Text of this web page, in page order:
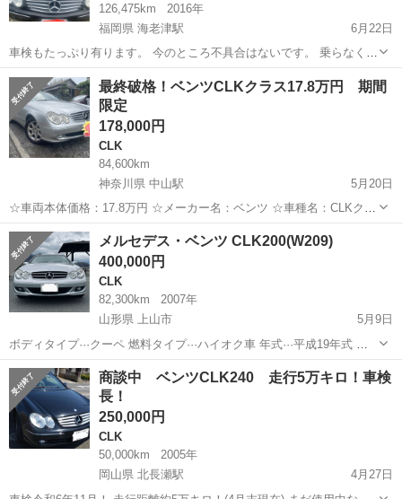
126,475km
2016年
福岡県 海老津駅
6月22日
車検もたっぷり有ります。 今のところ不具合はないです。 乗らなくな
ったので出品しました。
福岡 遠賀郡 海老津駅 メルセデスベンツ
最終破格！ベンツCLKクラス17.8万円 期間
限定
178,000円
CLK
84,600km
神奈川県 中山駅
5月20日
☆車両本体価格：17.8万円 ☆メーカー名：ベンツ ☆車種名：CLKクラ
ス ☆グレード名：CLK240 クーペ クルコン キーレス×2 パワーシー
ト ステアリングスイッチ CDチェンジャー エアコン パワーウィ
ンド E...
神奈川 横浜市 中山駅 CLK ベンツ
メルセデス・ベンツ CLK200(W209)
400,000円
CLK
82,300km
2007年
山形県 上山市
5月9日
ボディタイプ···クーペ 燃料タイプ···ハイオク車 年式···平成19年式 走
行距離···8万 〜 8.9万km(普段使いに使用している為伸びる可能性あり)
修復歴…なし 車検…令和5年12月迄 ETC バックカメラ ク...
山形 上山市 CLK
商談中 ベンツCLK240 走行5万キロ！車検
長！
250,000円
CLK
50,000km
2005年
岡山県 北長瀬駅
4月27日